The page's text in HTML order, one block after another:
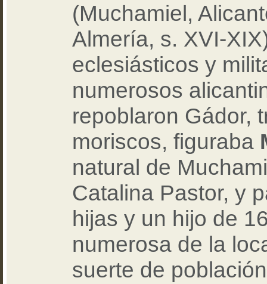
(Muchamiel,
Almería, s. XVI-
eclesiásticos y
numerosos
repoblaron Gádor,
moriscos, figuraba
natural de
Catalina Pastor, y
hijas y un hijo de
numerosa de la
suerte de